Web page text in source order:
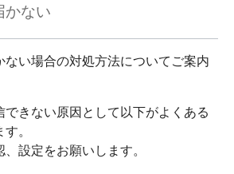
かない
ない場合の対処方法についてご案内
できない原因として以下がよくある
。
設定をお願いします。